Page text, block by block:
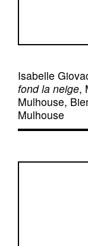
Isabelle
fond la neige,
Mulhouse,
Mulhouse